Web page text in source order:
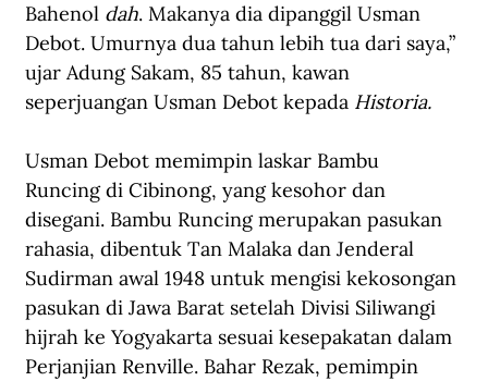
Bahenol dah. Makanya dia dipanggil Usman
Debot. Umurnya dua tahun lebih tua dari saya,”
ujar Adung Sakam, 85 tahun, kawan
seperjuangan Usman Debot kepada Historia.
Usman Debot memimpin laskar Bambu
Runcing di Cibinong, yang kesohor dan
disegani. Bambu Runcing merupakan pasukan
rahasia, dibentuk Tan Malaka dan Jenderal
Sudirman awal 1948 untuk mengisi kekosongan
pasukan di Jawa Barat setelah Divisi Siliwangi
hijrah ke Yogyakarta sesuai kesepakatan dalam
Perjanjian Renville. Bahar Rezak, pemimpin